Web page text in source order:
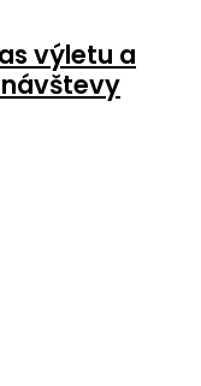
výletu a